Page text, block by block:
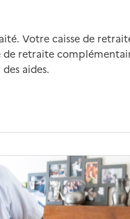
Votre caisse de
de retraite
aides.